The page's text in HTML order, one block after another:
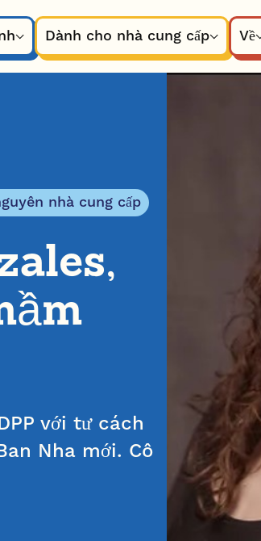
Dành cho nhà cung cấp Về
nhà cung cấp
với tư cách
Nha mới. Cô